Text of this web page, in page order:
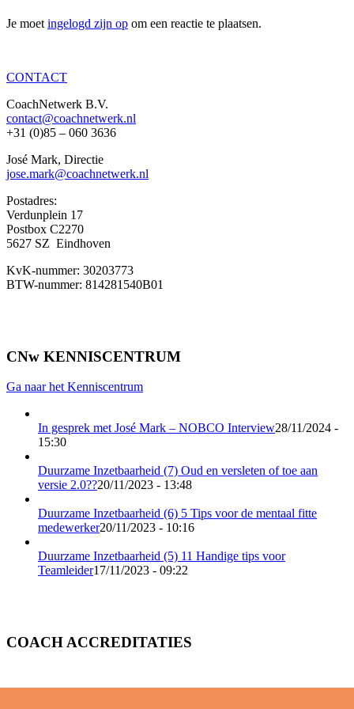
Je moet ingelogd zijn op om een reactie te plaatsen.
CONTACT
CoachNetwerk B.V.
contact@coachnetwerk.nl
+31 (0)85 – 060 3636
José Mark, Directie
jose.mark@coachnetwerk.nl
Postadres:
Verdunplein 17
Postbox C2270
5627 SZ Eindhoven
KvK-nummer: 30203773
BTW-nummer: 814281540B01
CNw KENNISCENTRUM
Ga naar het Kenniscentrum
In gesprek met José Mark – NOBCO Interview28/11/2024 -
15:30
Duurzame Inzetbaarheid (7) Oud en versleten of toe aan
versie 2.0??20/11/2023 - 13:48
Duurzame Inzetbaarheid (6) 5 Tips voor de mentaal fitte
medewerker20/11/2023 - 10:16
Duurzame Inzetbaarheid (5) 11 Handige tips voor
Teamleider17/11/2023 - 09:22
COACH ACCREDITATIES